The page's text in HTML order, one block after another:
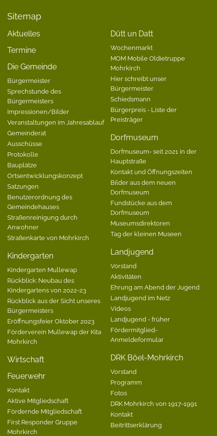
Sitemap
Aktuelles
Termine
Die Gemeinde
Bürgermeister
Sprechstunde des
Bürgermeisters
Impressionen/Bilder
Veranstaltungen im Jahresablauf
Gemeinderat
Ausschüsse
Protokolle
Bauplätze
Ortsentwicklungskonzept
Satzungen
Benutzerordnung des
Gemeindehauses
Straßenreinigung durch
Anwohner
Straßenkarte von Mohrkirch
Kindergarten
Kindergarten Mullewap
Rückblick: Neubau des
Kindergartens von 2022-23
Rückblick aus der Sicht unseres
Bürgermeisters
Eröffnungsfeier Oktober 2023
Förderverein Mullewap der Kita
Mohrkirch
Wirtschaft
Feuerwehr
Kontakt
Aktive Mitgliedschaft
Fördernde Mitgliedschaft
First Responder Gruppe
Mohrkirch
Dütt un Datt
Wochenmarkt
MOM Mobile Oldietruppe
Mohrkirch
Hier schreibt unser
Bürgermeister
Schiedsmann
Bürgerpreis - Liste der
Preisträger
Dorfmuseum
Dorfmuseum- seit 2021 in der
Hauptstraße
Kontakt und Öffnungszeiten
Bilder aus dem neuen
Dorfmuseum
Fundstücke aus dem
Dorfmuseum
Museumsdirektoren
Tag der kleinen Museen
Landjugend
Vorstand
Aktivitäten
Ehrung am Abend der Jugend
Landjugend im Netz
Videos
Landjugend - früher
Fördermitglied-
Anmeldeformular
DRK Böel-Mohrkirch
Vorstand
Programm
Fotos
DRK Mohrkirch von 1917-1991
Kontakt
Beitrittserklärung